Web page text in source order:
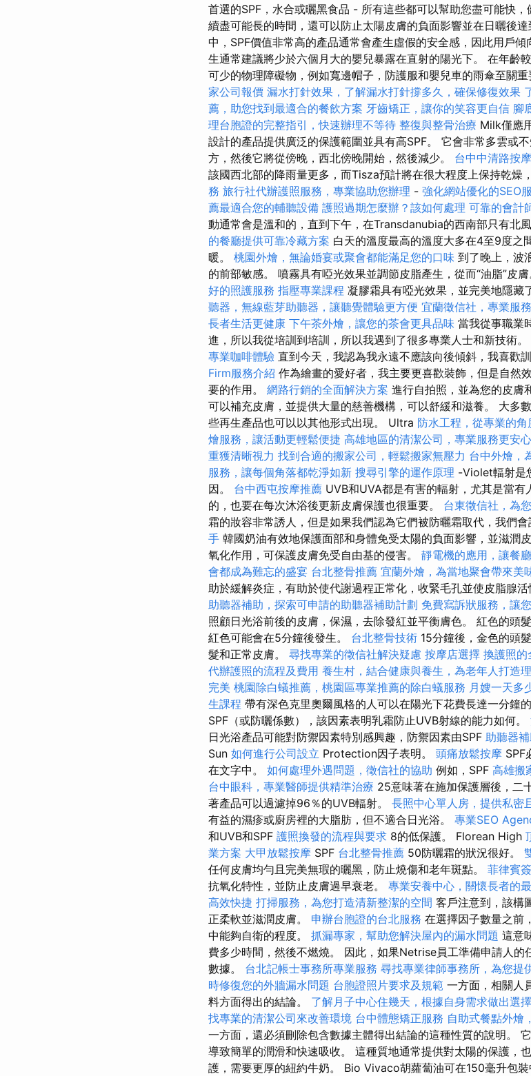
首選的SPF，水合或曬黑食品 - 所有這些都可以幫助您盡可能快
續盡可能長的時間，還可以防止太陽皮膚的負面影響並在日曬後
中，SPF價值非常高的產品通常會產生虛假的安全感，因此用戶
生通常建議將少於六個月大的嬰兒暴露在直射的陽光下。 在年齡
可少的物理障礙物，例如寬邊帽子，防護服和嬰兒車的雨傘至關
家公司報價 漏水打針效果，了解漏水打針撐多久，確保修復效果
薦，助您找到最適合的餐飲方案 牙齒矯正，讓你的笑容更自信 腳
理台胞證的完整指引，快速辦理不等待 整復與整骨治療 Milk僅應
設計的產品提供廣泛的保護範圍並具有高SPF。 它會非常多雲或
方，然後它將從傍晚，西北傍晚開始，然後減少。 台中中清路按摩
該國西北部的降雨量更多，而Tisza預計將在很大程度上保持乾燥
務 旅行社代辦護照服務，專業協助您辦理 - 強化網站優化的SEO
薦最適合您的輔聽設備 護照過期怎麼辦？該如何處理 可靠的會計
動通常會是溫和的，直到下午，在Transdanubia的西南部只有北風
的餐廳提供可靠冷藏方案 白天的溫度最高的溫度大多在4至9度之
暖。 桃園外燴，無論婚宴或聚會都能滿足您的口味 到了晚上，波
的前部敏感。 噴霧具有啞光效果並調節皮脂產生，從而“油脂”皮膚
好的照護服務 指壓專業課程 凝膠霜具有啞光效果，並完美地隱藏
聽器，無線藍芽助聽器，讓聽覺體驗更方便 宜蘭徵信社，專業服
長者生活更健康 下午茶外燴，讓您的茶會更具品味 當我從事職業
進，所以我從培訓到培訓，所以我遇到了很多專業人士和新技術。
專業咖啡體驗 直到今天，我認為我永遠不應該向後傾斜，我喜歡
Firm服務介紹 作為繪畫的愛好者，我主要更喜歡裝飾，但是自然
要的作用。 網路行銷的全面解決方案 進行自拍照，並為您的皮膚
可以補充皮膚，並提供大量的慈善機構，可以舒緩和滋養。 大多
些再生產品也可以以其他形式出現。 Ultra 防水工程，從專業的
燴服務，讓活動更輕鬆便捷 高雄地區的清潔公司，專業服務更安心
重獲清晰視力 找到合適的搬家公司，輕鬆搬家無壓力 台中外燴，
服務，讓每個角落都乾淨如新 搜尋引擎的運作原理 -Violet輻射是
因。 台中西屯按摩推薦 UVB和UVA都是有害的輻射，尤其是當
的，也要在每次沐浴後更新皮膚保護也很重要。 台東徵信社，為
霜的妝容非常誘人，但是如果我們認為它們被防曬霜取代，我們會
手 韓國奶油有效地保護面部和身體免受太陽的負面影響，並滋潤
氧化作用，可保護皮膚免受自由基的侵害。 靜電機的應用，讓餐
會都成為難忘的盛宴 台北整骨推薦 宜蘭外燴，為當地聚會帶來美
助於緩解炎症，有助於使代謝過程正常化，收緊毛孔並使皮脂腺活
助聽器補助，探索可申請的助聽器補助計劃 免費寫訴狀服務，讓
照顧日光浴前後的皮膚，保濕，去除發紅並平衡膚色。 紅色的頭
紅色可能會在5分鐘後發生。 台北整骨技術 15分鐘後，金色的頭
髮和正常皮膚。 尋找專業的徵信社解決疑慮 按摩店選擇 換護照的
代辦護照的流程及費用 養生村，結合健康與養生，為老年人打造
完美 桃園除白蟻推薦，桃園區專業推薦的除白蟻服務 月嫂一天多
生課程 帶有深色克里奧爾風格的人可以在陽光下花費長達一分鐘
SPF（或防曬係數），該因素表明乳霜防止UVB射線的能力如何。
日光浴產品可能對防禦因素特別感興趣，防禦因素由SPF 助聽器
Sun 如何進行公司設立 Protection因子表明。 頭痛放鬆按摩 SPF
在文字中。 如何處理外遇問題，徵信社的協助 例如，SPF 高雄搬
台中眼科，專業醫師提供精準治療 25意味著在施加保護層後，二
著產品可以過濾掉96％的UVB輻射。 長照中心單人房，提供私密
有益的濕疹或廚房裡的大脂肪，但不適合日光浴。 專業SEO
和UVB和SPF 護照換發的流程與要求 8的低保護。 Florean High
業方案 大甲放鬆按摩 SPF 台北整骨推薦 50防曬霜的狀況很好。
任何皮膚均勻且完美無瑕的曬黑，防止燒傷和老年斑點。 菲律賓
抗氧化特性，並防止皮膚過早衰老。 專業安養中心，關懷長者的
高效快捷 打掃服務，為您打造清新整潔的空間 客戶注意到，該構
正柔軟並滋潤皮膚。 申辦台胞證的台北服務 在選擇因子數量之前
中能夠自衛的程度。 抓漏專家，幫助您解決屋內的漏水問題 這意
費多少時間，然後不燃燒。 因此，如果Netrise員工準備申請人的
數據。 台北記帳士事務所專業服務 尋找專業律師事務所，為您提
時修復您的外牆漏水問題 台胞證照片要求及規範 一方面，相關人
料方面得出的結論。 了解月子中心住幾天，根據自身需求做出選擇
找專業的清潔公司來改善環境 台中體態矯正服務 自助式餐點外燴
一方面，還必須刪除包含數據主體得出結論的這種性質的說明。
導致簡單的潤滑和​​快速吸收。 這種質地通常提供對太陽的保護，
護，需要更厚的紐約牛奶。 Bio Vivaco胡蘿蔔油可在150毫升包